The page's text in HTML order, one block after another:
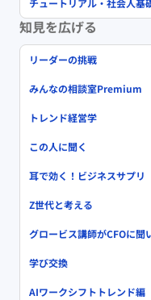
チュートリアル・社会人基
知見を広げる
リーダーの挑戦
みんなの相談室Premium
トレンド経営学
この人に聞く
耳で効く！ビジネスサプリ
Z世代と考える
グロービス講師がCFOに聞
学び交換
AIワークシフトトレンド編